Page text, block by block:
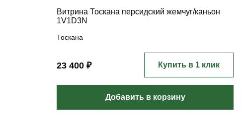
Витрина Тоскана персидский жемчуг/каньон
1V1D3N
Тоскана
23 400 ₽ Купить в 1 клик
Добавить в корзину